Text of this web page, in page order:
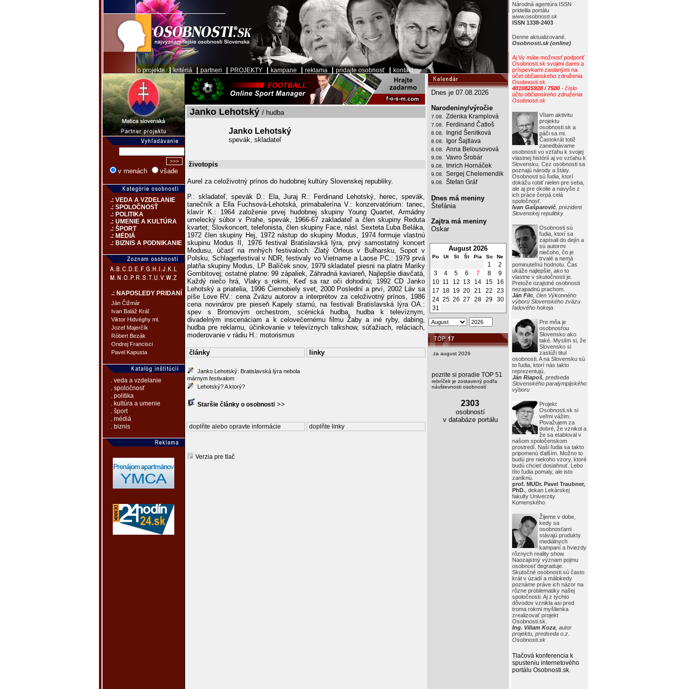
o projekte|kritériá partneri PROJEKTY kampane reklama pridajte osobnosť kontakt
Národná agentúra ISSN
pridelila portálu
www.osobnosti.sk
ISSN 1338-2403
Denne aktualizované.
Osobnosti.sk (online)
Aj Vy máte možnosť podporiť
Osobnosti.sk svojimi darmi a
príspevkami zaslanými na
účet občianskeho združenia
Osobnosti.sk
4010825928 / 7500 - číslo
účtu občianskeho združenia
Osobnosti.sk
Vítam aktivitu
projektu
osobnosti.sk a
páči sa mi.
Častokrát totiž
zanedbávame
osobnosti vo vzťahu k svojej
vlastnej histórií aj vo vzťahu k
Slovensku. Cez osobnosti sa
poznajú národy a štáty.
Osobnosti sú ľudia, ktorí
dokážu robiť nielen pre seba,
ale aj pre okolie a navyše z
ich práce čerpá celá
spoločnosť.
Ivan Gašparovič , prezident
Slovenskej repulibky
Osobnosti sú
ľudia, ktorí sa
zapísali do dejín a
sú autormi
niečoho, čo je
trvalé a nemá
pominuteľnú hodnotu. Čas
ukáže najlepšie, ako to
vlastne v skutočnosti je.
Pretože ozajstné osobnosti
nezapadnú prachom.
Ján Filc , člen Výkonného
výboru Slovenského zväzu
ľadového hokeja
Pre mňa je
osobnosťou
Slovensko ako
také. Myslím si, že
Slovensko si
zaslúži titul
osobnosti. A na Slovensku sú
to ľudia, ktorí nás takto
reprezentujú.
Ján Riapoš , predseda
Slovenského paralympijského
výboru
Projekt
Osobnosti.sk si
veľmi vážim.
Považujem za
dobré, že vznikol a
že sa etabloval v
našom spoločenskom
prostredí. Naši ľudia sa takto
pripomenú ďalším. Možno to
budú pre niekoho vzory, ktoré
budú chcieť dosiahnuť. Lebo
títo ľudia pomaly, ale isto
zaniknú.
prof. MUDr. Pavel Traubner,
PhD. , dekan Lekárskej
fakulty Univerzity
Komenského
Žijeme v dobe,
kedy sa
osobnosťami
stávajú produkty
mediálnych
kampaní a hviezdy
rôznych reality show.
Naozajstný význam pojmu
osobnosť degraduje.
Skutočné osobnosti sú často
krát v úzadí a málokedy
poznáme práve ich názor na
rôzne problematiky našej
spoločnosti. Aj z týchto
dôvodov vznikla asi pred
troma rokmi myšlienka
zrealizovať projekt
Osobnosti.sk.
Ing. Viliam Koza , autor
projektu, predseda o.z.
Osobnosti.sk
Tlačová konferencia k
spusteniu internetového
portálu Osobnosti.sk
v menách všade
.: VEDA A VZDELANIE
.: SPOLOČNOSŤ
.: POLITIKA
.: UMENIE A KULTÚRA
.: ŠPORT
.: MÉDIÁ
.: BIZNIS A PODNIKANIE
.: NAPOSLEDY PRIDANÍ
Ján Čižmár
Ivan Baláž Kráľ
Viktor Hidvéghy ml.
Jozef Majerčík
Róbert Bezák
Ondrej Francisci
Pavel Kapusta
. veda a vzdelanie
. spoločnosť
. politika
. kultúra a umenie
. šport
. médiá
. biznis
Janko Lehotský / hudba
Janko Lehotský
spevák, skladateľ
životopis
Aurel za celoživotný prínos do hudobnej kultúry Slovenskej republiky.
P.: skladateľ, spevák D.: Ela, Juraj R.: Ferdinand Lehotský, herec, spevák,
tanečník a Ella Fuchsová-Lehotská, primabalerína V.: konzervatórium: tanec,
klavír K.: 1964 založenie prvej hudobnej skupiny Young Quartet, Armádny
umelecký súbor v Prahe, spevák, 1966-67 zakladateľ a člen skupiny Reduta
kvartet; Slovkoncert, telefonista, člen skupiny Face, násl. Sexteta Ľuba Beláka,
1972 člen skupiny Hej, 1972 nástup do skupiny Modus, 1974 formuje vlastnú
skupinu Modus II, 1976 festival Bratislavská lýra, prvý samostatný koncert
Modusu, účasť na mnhých festivaloch: Zlatý Orfeus v Bulharsku, Sopot v
Polsku, Schlagerfestival v NDR, festivaly vo Vietname a Laose PC.: 1979 prvá
platňa skupiny Modus, LP Balíček snov, 1979 skladateľ piesni na platni Mariky
Gombitovej; ostatné platne: 99 zápaliek, Záhradná kaviareň, Najlepšie diavčatá,
Každý niečo hrá, Vlaky s rokmi, Keď sa raz oči dohodnú; 1992 CD Janko
Lehotský a priatelia, 1996 Čiernobiely svet, 2000 Poslední a prví, 2002 Láv sa
píše Love RV.: cena Zväzu autorov a interprétov za celoživotný prínos, 1986
cena novinárov pre pieseň Kapely starnú, na festivali Bratislavská lýra OA.:
spev s Bromovým orchestrom, scénická hudba, hudba k televíznym,
divadelným inscenáciam a k celovečernému filmu Žaby a iné ryby, dabing,
hudba pre reklamu, účinkovanie v televíznych talkshow, súťažiach, reláciach,
moderovanie v rádiu H.: motorismus
články linky
Janko Lehotský: Bratislavská lýra nebola
márnym festivalom
Lehotský? A ktorý?
Staršie články o osobnosti >>
doplňte alebo opravte informácie doplňte linky
Verzia pre tlač
Dnes je 07.08.2026
Narodeniny/výročie
7.08. Zdenka Kramplová
7.08. Ferdinand Čatloš
8.08. Ingrid Šenitková
8.08. Igor Šajtlava
8.08. Anna Belousovová
9.08. Vavro Šrobár
9.08. Imrich Hornáček
9.08. Sergej Chelemendik
9.08. Štefan Gráf
Dnes má meniny
Štefánia
Zajtra má meniny
Oskar
August 2026
Po Ut St Št Pia So Ne
1
2
3
4 5 6 7 8
9
10 11 12 13 14 15
16
17 18 19 20 21 22
23
24 25 26 27 28 29 30
31
za august 2026
pozrite si poradie TOP 51
rebríček je zostavený podľa
návštevnosti osobností
2303
osobností
v databáze portálu